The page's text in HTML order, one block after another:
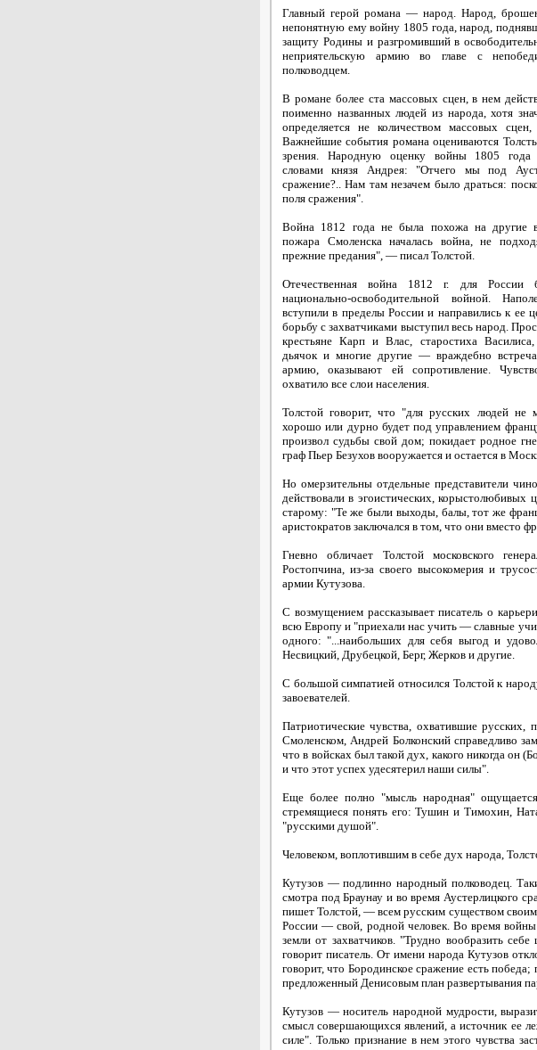
Главный герой романа — народ. Народ,
непонятную ему войну 1805 года, народ,
защиту Родины и разгромивший в
неприятельскую армию во главе с
полководцем.
В романе более ста массовых сцен, в нем
поименно названных людей из народа, хотя
определяется не количеством массовых
Важнейшие события романа оцениваются
зрения. Народную оценку войны 1805 года
словами князя Андрея: "Отчего мы под
сражение?.. Нам там незачем было драться:
поля сражения".
Война 1812 года не была похожа на другие
пожара Смоленска началась война, не
прежние предания", — писал Толстой.
Отечественная война 1812 г. для России
национально-освободительной войной.
вступили в пределы России и направились к
борьбу с захватчиками выступил весь народ.
крестьяне Карп и Влас, старостиха
дьячок и многие другие — враждебно
армию, оказывают ей сопротивление.
охватило все слои населения.
Толстой говорит, что "для русских людей не
хорошо или дурно будет под управлением
произвол судьбы свой дом; покидает родное
граф Пьер Безухов вооружается и остается в
Но омерзительны отдельные представители
действовали в эгоистических,
старому: "Те же были выходы, балы, тот же
аристократов заключался в том, что они вместо
Гневно обличает Толстой московского
Ростопчина, из-за своего высокомерия и
армии Кутузова.
С возмущением рассказывает писатель о
всю Европу и "приехали нас учить — славные
одного: "...наибольших для себя выгод и
Несвицкий, Друбецкой, Берг, Жерков и другие.
С большой симпатией относился Толстой к
завоевателей.
Патриотические чувства, охватившие
Смоленском, Андрей Болконский справедливо
что в войсках был такой дух, какого никогда он
и что этот успех удесятерил наши силы".
Еще более полно "мысль народная"
стремящиеся понять его: Тушин и Тимохин,
"русскими душой".
Человеком, воплотившим в себе дух народа,
Кутузов — подлинно народный полководец.
смотра под Браунау и во время Аустерлицкого
пишет Толстой, — всем русским существом своим
России — свой, родной человек. Во время
земли от захватчиков. "Трудно вообразить
говорит писатель. От имени народа Кутузов
говорит, что Бородинское сражение есть
предложенный Денисовым план развертывания
Кутузов — носитель народной мудрости,
смысл совершающихся явлений, а источник ее
силе". Только признание в нем этого чувства